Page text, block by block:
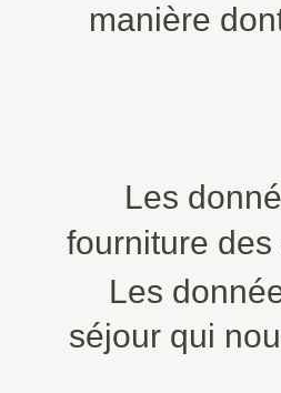
manière
Les
fourniture
Les
séjour qui